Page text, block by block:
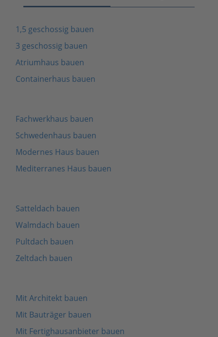
1,5 geschossig bauen
3 geschossig bauen
Atriumhaus bauen
Containerhaus bauen
Fachwerkhaus bauen
Schwedenhaus bauen
Modernes Haus bauen
Mediterranes Haus bauen
Satteldach bauen
Walmdach bauen
Pultdach bauen
Zeltdach bauen
Mit Architekt bauen
Mit Bauträger bauen
Mit Fertighausanbieter bauen